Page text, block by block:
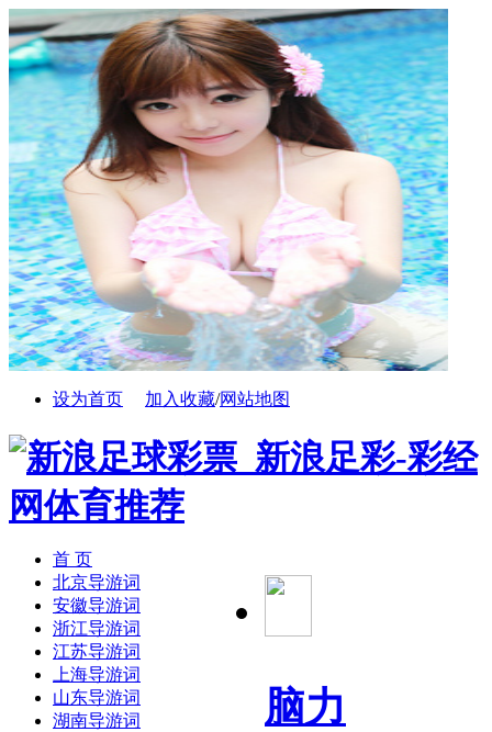
设为首页 加入收藏/网站地图
脑力
首 页
北京导游词
安徽导游词
浙江导游词
江苏导游词
上海导游词
山东导游词
湖南导游词